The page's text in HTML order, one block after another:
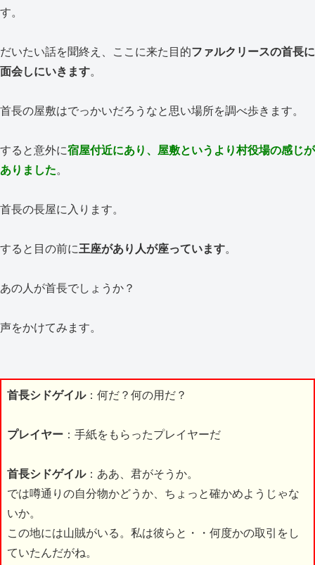
す。
だいたい話を聞終え、ここに来た目的ファルクリースの首長に
面会しにいきます。
首長の屋敷はでっかいだろうなと思い場所を調べ歩きます。
すると意外に宿屋付近にあり、屋敷というより村役場の感じが
ありました。
首長の長屋に入ります。
すると目の前に王座があり人が座っています。
あの人が首長でしょうか？
声をかけてみます。
首長シドゲイル：何だ？何の用だ？
プレイヤー ：手紙をもらったプレイヤーだ
首長シドゲイル：ああ、君がそうか。
では噂通りの自分物かどうか、ちょっと確かめようじゃな
いか。
この地には山賊がいる。私は彼らと・・何度かの取引をし
ていたんだがね。